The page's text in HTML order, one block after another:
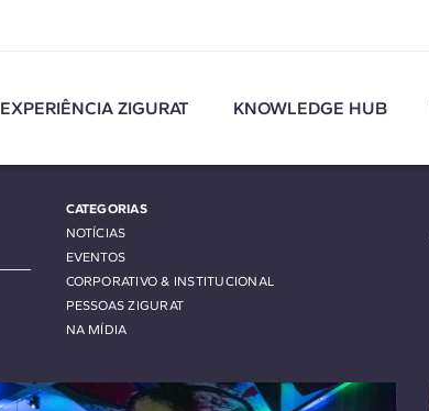
EXPERIÊNCIA ZIGURAT KNOWLEDGE HUB
CATEGORIAS
NOTÍCIAS
EVENTOS
CORPORATIVO & INSTITUCIONAL
PESSOAS ZIGURAT
NA MÍDIA